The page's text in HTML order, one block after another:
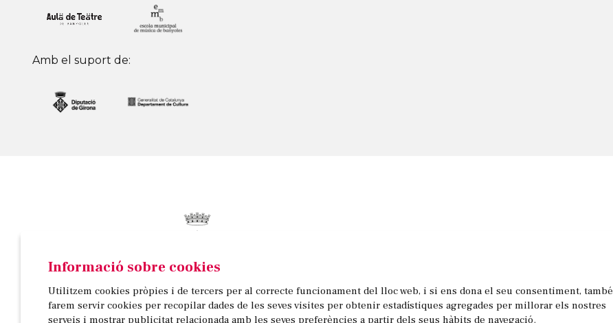
Amb el suport de:
Passeig de la Indústria, 25, 3a planta | 17820 Banyoles
972 58 18 48 | 972 57 00 50
Informació sobre cookies
Utilitzem cookies pròpies i de tercers per al correcte funcionament del lloc web, i si ens dona el seu consentiment, també
farem servir cookies per recopilar dades de les seves visites per obtenir estadístiques agregades per millorar els nostres
serveis i mostrar publicitat relacionada amb les seves preferències a partir dels seus hàbits de navegació.